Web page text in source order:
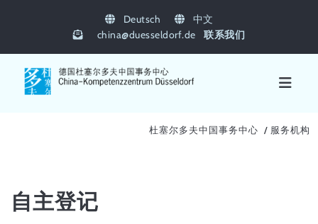
Deutsch
中文
china@duesseldorf.de 联系我们
杜塞尔多夫中国事务中心 服务机构
自主登记